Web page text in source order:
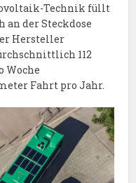
Technik füllt
an der Steckdose
Hersteller
112
Woche
Fahrt pro Jahr.